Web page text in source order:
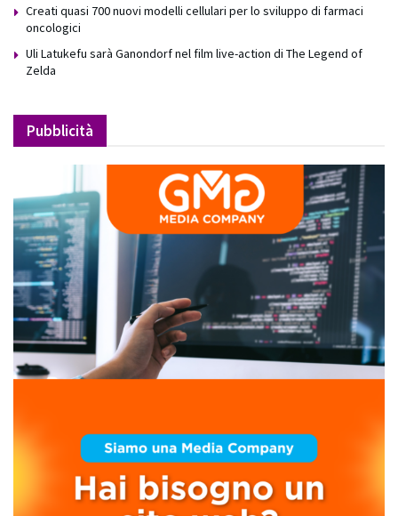
Creati quasi 700 nuovi modelli cellulari per lo sviluppo di farmaci
oncologici
Uli Latukefu sarà Ganondorf nel film live-action di The Legend of
Zelda
Pubblicità